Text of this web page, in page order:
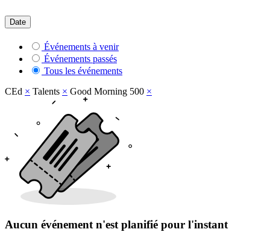
Date
Événements à venir
Événements passés
Tous les événements
CEd × Talents × Good Morning 500 ×
Aucun événement n'est planifié pour l'instant